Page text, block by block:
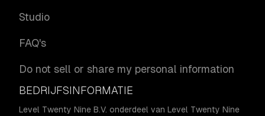
Studio
FAQ's
Do not sell or share my personal information
BEDRIJFSINFORMATIE
Level Twenty Nine B.V. onderdeel van Level Twenty Nine